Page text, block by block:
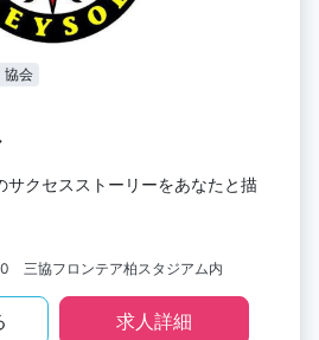
協会
サクセスストーリーをあなたと描
三協フロンテア柏スタジアム内
求人詳細